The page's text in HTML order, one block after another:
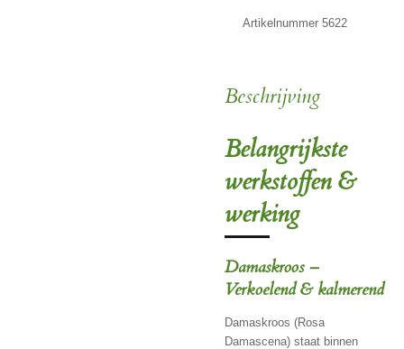
Artikelnummer 5622
Beschrijving
Belangrijkste
werkstoffen &
werking
Damaskroos –
Verkoelend & kalmerend
Damaskroos (Rosa
Damascena) staat binnen